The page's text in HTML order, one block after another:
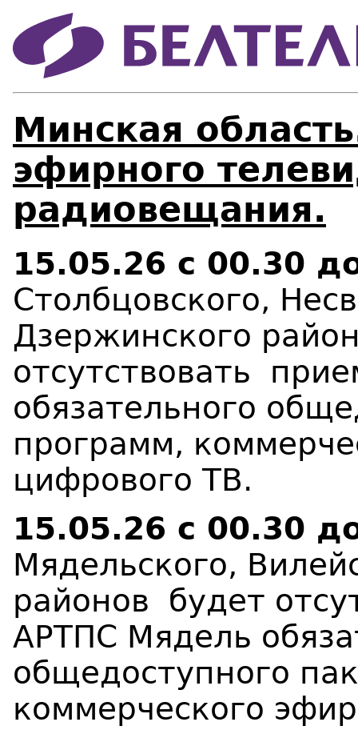
Минская
эфирного
радиовещания.
15.05.26 с 00.30
Столбцовского,
Дзержинского
отсутствовать
обязательного
программ,
цифрового ТВ.
15.05.26 с 00.30
Мядельского,
районов будет
АРТПС Мядель
общедоступного
коммерческого